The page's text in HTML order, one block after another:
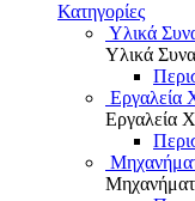
Κατηγορίες
Υλικά
Υλικά
Εργαλεία
Εργαλεία